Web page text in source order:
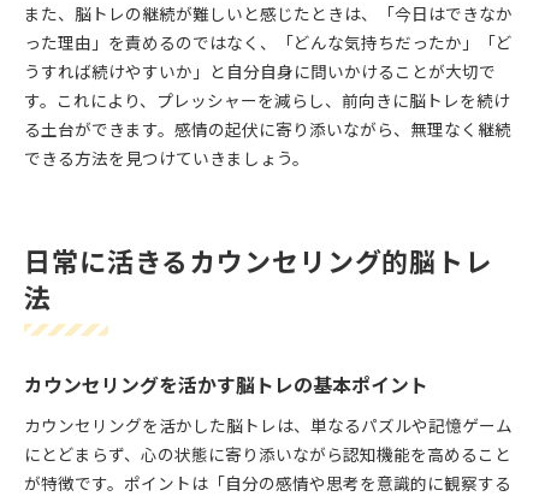
また、脳トレの継続が難しいと感じたときは、「今日はできなか
った理由」を責めるのではなく、「どんな気持ちだったか」「ど
うすれば続けやすいか」と自分自身に問いかけることが大切で
す。これにより、プレッシャーを減らし、前向きに脳トレを続け
る土台ができます。感情の起伏に寄り添いながら、無理なく継続
できる方法を見つけていきましょう。
日常に活きるカウンセリング的脳トレ
法
カウンセリングを活かす脳トレの基本ポイント
カウンセリングを活かした脳トレは、単なるパズルや記憶ゲーム
にとどまらず、心の状態に寄り添いながら認知機能を高めること
が特徴です。ポイントは「自分の感情や思考を意識的に観察する